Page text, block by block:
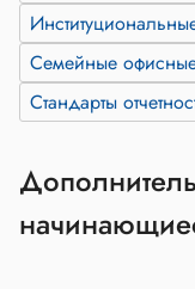
Семейные офисные
Стандарты